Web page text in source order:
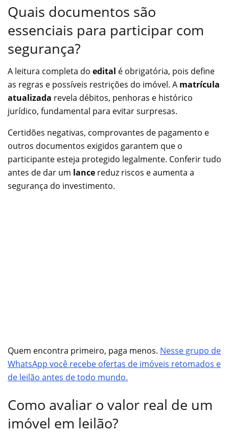
Quais documentos são
essenciais para participar com
segurança?
A leitura completa do edital é obrigatória, pois define
as regras e possíveis restrições do imóvel. A matrícula
atualizada revela débitos, penhoras e histórico
jurídico, fundamental para evitar surpresas.
Certidões negativas, comprovantes de pagamento e
outros documentos exigidos garantem que o
participante esteja protegido legalmente. Conferir tudo
antes de dar um lance reduz riscos e aumenta a
segurança do investimento.
Quem encontra primeiro, paga menos. Nesse grupo de
WhatsApp você recebe ofertas de imóveis retomados e
de leilão antes de todo mundo.
Como avaliar o valor real de um
imóvel em leilão?